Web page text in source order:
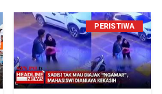
PERISTIWA